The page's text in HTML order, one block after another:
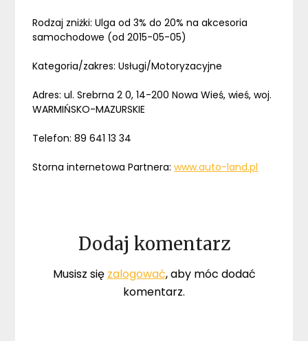
Rodzaj zniżki: Ulga od 3% do 20% na akcesoria
samochodowe (od 2015-05-05)
Kategoria/zakres: Usługi/Motoryzacyjne
Adres: ul. Srebrna 2 0, 14-200 Nowa Wieś, wieś, woj.
WARMIŃSKO-MAZURSKIE
Telefon: 89 641 13 34
Storna internetowa Partnera:www.auto-land.pl
Dodaj komentarz
Musisz się zalogować, aby móc dodać
komentarz.